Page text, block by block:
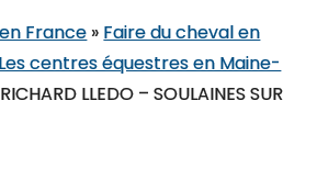
France » Faire du cheval en
Les centres équestres en Maine-
LLEDO – SOULAINES SUR